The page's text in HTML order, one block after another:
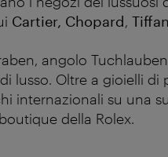
Cartier, Chopard,
angolo
lusso. Oltre a gioielli
internazionali su una
della Rolex.